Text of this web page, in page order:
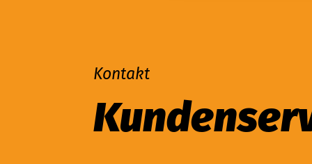
Kontakt